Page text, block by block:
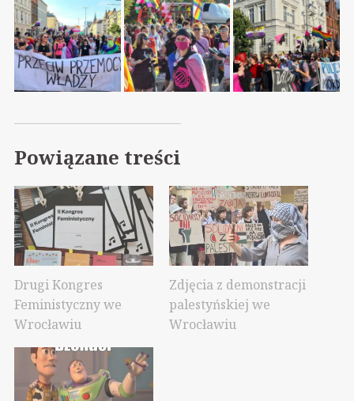
Powiązane treści
Drugi Kongres
Feministyczny we
Wrocławiu
Zdjęcia z demonstracji
palestyńskiej we
Wrocławiu